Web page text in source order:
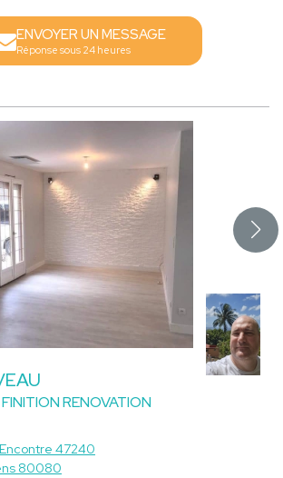
ENVOYER UN MESSAGE
Réponse sous 24 heures
RENOVATION
47240
80080